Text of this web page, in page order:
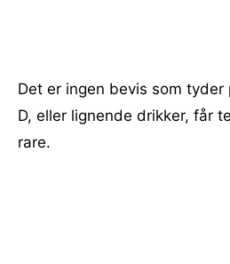
Det er ingen bevis som tyder
D, eller lignende drikker, får
rare.